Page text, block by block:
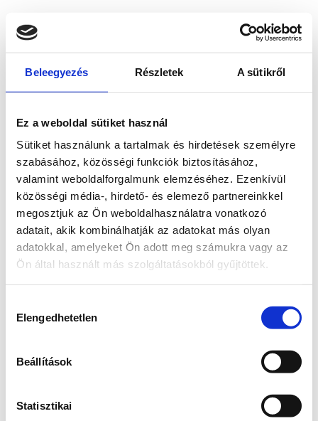
Beleegyezés Részletek A sütikről
Ez a weboldal sütiket használ
Sütiket használunk a tartalmak és hirdetések személyre
szabásához, közösségi funkciók biztosításához,
valamint weboldalforgalmunk elemzéséhez. Ezenkívül
közösségi média-, hirdető- és elemező partnereinkkel
megosztjuk az Ön weboldalhasználatra vonatkozó
adatait, akik kombinálhatják az adatokat más olyan
adatokkal, amelyeket Ön adott meg számukra vagy az
Ön által használt más szolgáltatásokból gyűjtöttek.
kiválasztása
Elengedhetetlen
Beállítások
Statisztikai
loadingwww.bicapp.hu
(see the browser console for more